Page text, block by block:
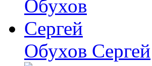
Обухов Сергей